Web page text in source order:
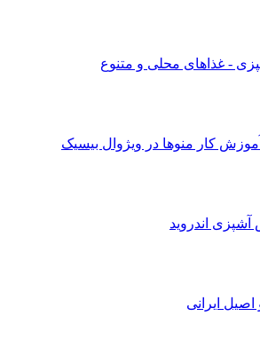
- غذاهای محلی و متنوع
کار منوها در ویژوال بیسیک
آشپزی اندروید
ایرانی